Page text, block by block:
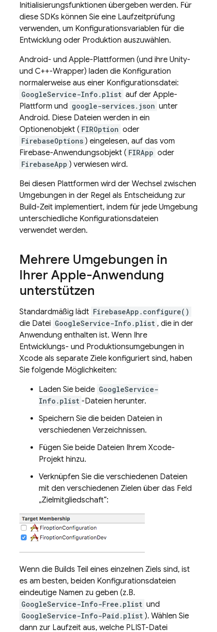
Initialisierungsfunktionen übergeben werden. Für
diese SDKs können Sie eine Laufzeitprüfung
verwenden, um Konfigurationsvariablen für die
Entwicklung oder Produktion auszuwählen.
Android- und Apple-Plattformen (und ihre Unity-
und C++-Wrapper) laden die Konfiguration
normalerweise aus einer Konfigurationsdatei:
GoogleService-Info.plist auf der Apple-
Plattform und google-services.json unter
Android. Diese Dateien werden in ein
Optionenobjekt ( FIROption oder
FirebaseOptions ) eingelesen, auf das vom
Firebase-Anwendungsobjekt ( FIRApp oder
FirebaseApp ) verwiesen wird.
Bei diesen Plattformen wird der Wechsel zwischen
Umgebungen in der Regel als Entscheidung zur
Build-Zeit implementiert, indem für jede Umgebung
unterschiedliche Konfigurationsdateien
verwendet werden.
Mehrere Umgebungen in
Ihrer Apple-Anwendung
unterstützen
Standardmäßig lädt FirebaseApp.configure()
die Datei GoogleService-Info.plist , die in der
Anwendung enthalten ist. Wenn Ihre
Entwicklungs- und Produktionsumgebungen in
Xcode als separate Ziele konfiguriert sind, haben
Sie folgende Möglichkeiten:
Laden Sie beide GoogleService-
Info.plist -Dateien herunter.
Speichern Sie die beiden Dateien in
verschiedenen Verzeichnissen.
Fügen Sie beide Dateien Ihrem Xcode-
Projekt hinzu.
Verknüpfen Sie die verschiedenen Dateien
mit den verschiedenen Zielen über das Feld
„Zielmitgliedschaft“:
Wenn die Builds Teil eines einzelnen Ziels sind, ist
es am besten, beiden Konfigurationsdateien
eindeutige Namen zu geben (z.B.
GoogleService-Info-Free.plist und
GoogleService-Info-Paid.plist ). Wählen Sie
dann zur Laufzeit aus, welche PLIST-Datei